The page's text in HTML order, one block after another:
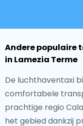
Andere populaire
in Lamezia Terme
De luchthaventaxi
comfortabele
prachtige regio
het gebied dankzij